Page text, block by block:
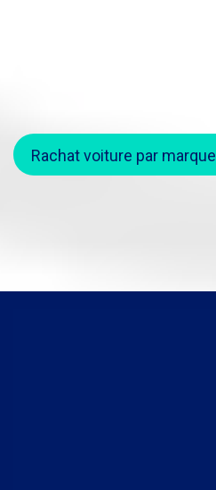
Rachat voiture par marque